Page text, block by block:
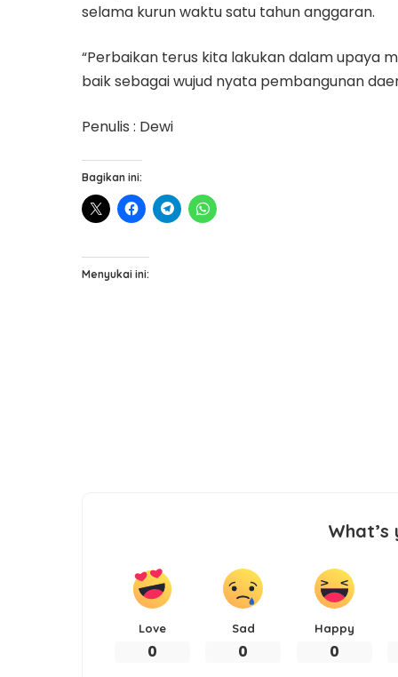
selama kurun waktu satu tahun anggaran.
“Perbaikan terus kita lakukan dalam upaya
baik sebagai wujud nyata pembangunan
Penulis : Dewi
Bagikan ini:
Menyukai ini:
Love
0
Sad
0
Happy
0